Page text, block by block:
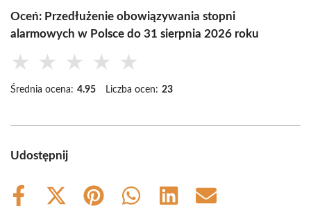
Oceń: Przedłużenie obowiązywania stopni
alarmowych w Polsce do 31 sierpnia 2026 roku
★ ★ ★ ★ ★
Średnia ocena: 4.95 Liczba ocen: 23
Udostępnij
Share
Share
Share
Share
Share
Share